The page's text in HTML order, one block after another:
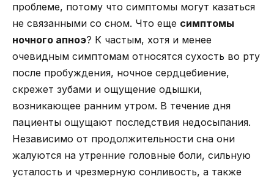
проблеме, потому что симптомы могут казаться
не связанными со сном. Что еще симптомы
ночного апноэ? К частым, хотя и менее
очевидным симптомам относятся сухость во рту
после пробуждения, ночное сердцебиение,
скрежет зубами и ощущение одышки,
возникающее ранним утром. В течение дня
пациенты ощущают последствия недосыпания.
Независимо от продолжительности сна они
жалуются на утренние головные боли, сильную
усталость и чрезмерную сонливость, а также